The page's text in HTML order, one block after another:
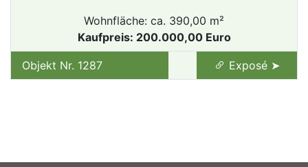
Wohnfläche: ca. 390,00 m²
Kaufpreis: 200.000,00 Euro
Exposé ➤
Objekt Nr. 1287